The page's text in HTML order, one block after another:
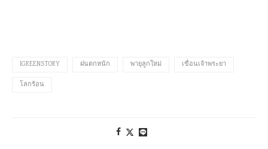
IGREENSTORY ฝนตกหนัก พายุลูกใหม่ เขื่อนเจ้าพระยา
โลกร้อน